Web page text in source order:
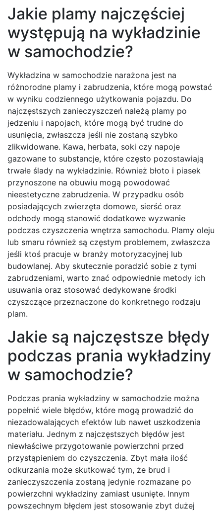
Jakie plamy najczęściej
występują na wykładzinie
w samochodzie?
Wykładzina w samochodzie narażona jest na
różnorodne plamy i zabrudzenia, które mogą powstać
w wyniku codziennego użytkowania pojazdu. Do
najczęstszych zanieczyszczeń należą plamy po
jedzeniu i napojach, które mogą być trudne do
usunięcia, zwłaszcza jeśli nie zostaną szybko
zlikwidowane. Kawa, herbata, soki czy napoje
gazowane to substancje, które często pozostawiają
trwałe ślady na wykładzinie. Również błoto i piasek
przynoszone na obuwiu mogą powodować
nieestetyczne zabrudzenia. W przypadku osób
posiadających zwierzęta domowe, sierść oraz
odchody mogą stanowić dodatkowe wyzwanie
podczas czyszczenia wnętrza samochodu. Plamy oleju
lub smaru również są częstym problemem, zwłaszcza
jeśli ktoś pracuje w branży motoryzacyjnej lub
budowlanej. Aby skutecznie poradzić sobie z tymi
zabrudzeniami, warto znać odpowiednie metody ich
usuwania oraz stosować dedykowane środki
czyszczące przeznaczone do konkretnego rodzaju
plam.
Jakie są najczęstsze błędy
podczas prania wykładziny
w samochodzie?
Podczas prania wykładziny w samochodzie można
popełnić wiele błędów, które mogą prowadzić do
niezadowalających efektów lub nawet uszkodzenia
materiału. Jednym z najczęstszych błędów jest
niewłaściwe przygotowanie powierzchni przed
przystąpieniem do czyszczenia. Zbyt mała ilość
odkurzania może skutkować tym, że brud i
zanieczyszczenia zostaną jedynie rozmazane po
powierzchni wykładziny zamiast usunięte. Innym
powszechnym błędem jest stosowanie zbyt dużej